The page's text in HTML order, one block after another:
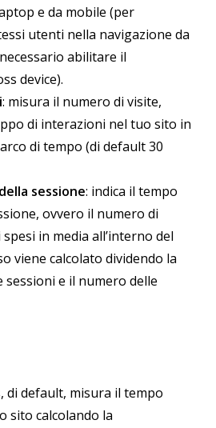
e da mobile (per
utenti nella navigazione da
abilitare il
device).
: misura il numero di visite,
di interazioni nel tuo sito in
di tempo (di default 30
sessione: indica il tempo
ovvero il numero di
in media all’interno del
viene calcolato dividendo la
e il numero delle
di default, misura il tempo
sito calcolando la